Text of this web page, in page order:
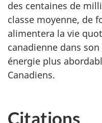
des centaines de
classe moyenne, de
alimentera la vie
canadienne dans
énergie plus
Canadiens.
Citations